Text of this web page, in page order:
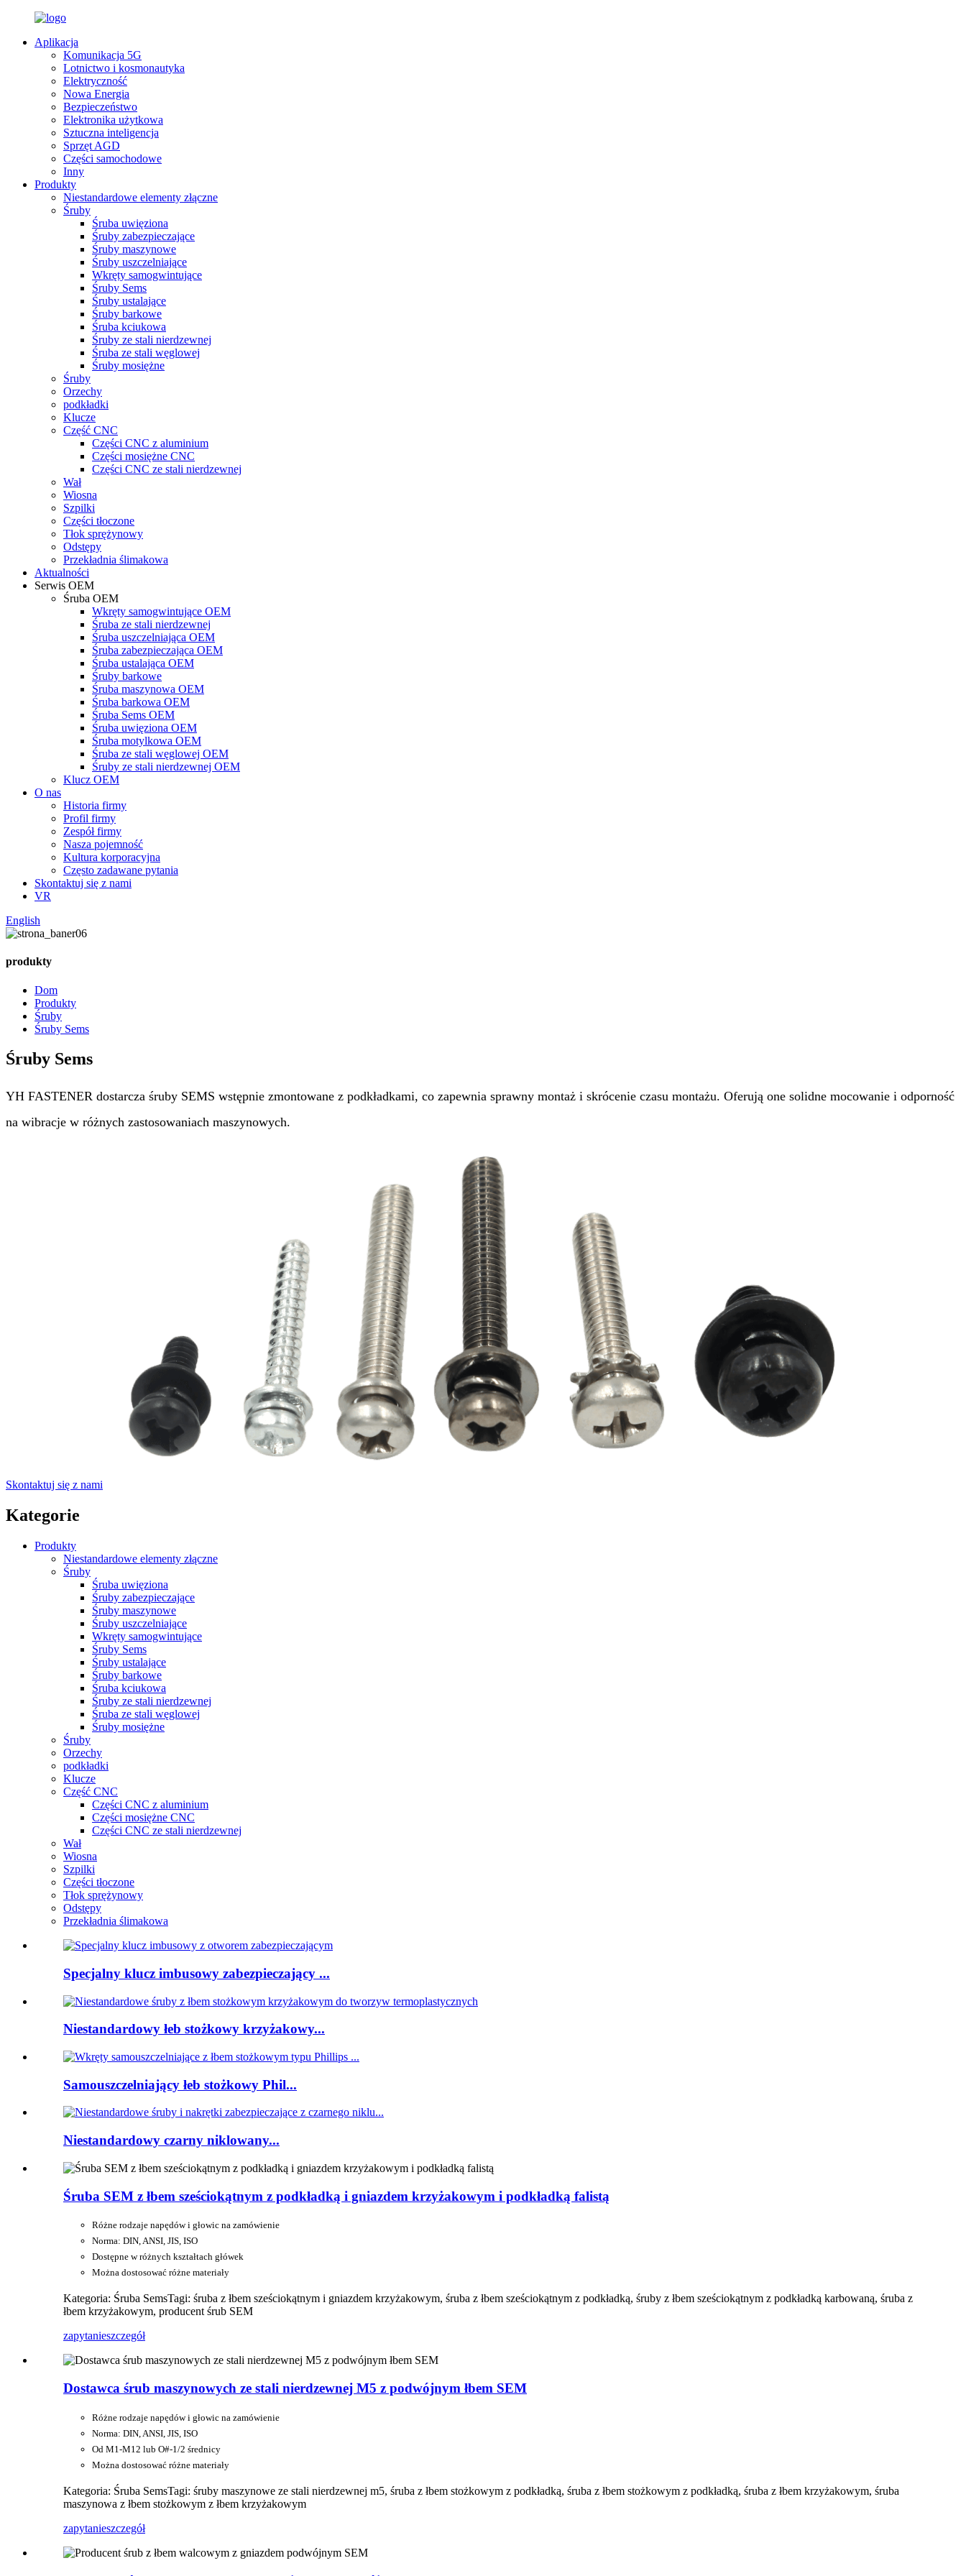
Aplikacja
Komunikacja 5G
Lotnictwo i kosmonautyka
Elektryczność
Nowa Energia
Bezpieczeństwo
Elektronika użytkowa
Sztuczna inteligencja
Sprzęt AGD
Części samochodowe
Inny
Produkty
Niestandardowe elementy złączne
Śruby
Śruba uwięziona
Śruby zabezpieczające
Śruby maszynowe
Śruby uszczelniające
Wkręty samogwintujące
Śruby Sems
Śruby ustalające
Śruby barkowe
Śruba kciukowa
Śruby ze stali nierdzewnej
Śruba ze stali węglowej
Śruby mosiężne
Śruby
Orzechy
podkładki
Klucze
Część CNC
Części CNC z aluminium
Części mosiężne CNC
Części CNC ze stali nierdzewnej
Wał
Wiosna
Szpilki
Części tłoczone
Tłok sprężynowy
Odstępy
Przekładnia ślimakowa
Aktualności
Serwis OEM
Śruba OEM
Wkręty samogwintujące OEM
Śruba ze stali nierdzewnej
Śruba uszczelniająca OEM
Śruba zabezpieczająca OEM
Śruba ustalająca OEM
Śruby barkowe
Śruba maszynowa OEM
Śruba barkowa OEM
Śruba Sems OEM
Śruba uwięziona OEM
Śruba motylkowa OEM
Śruba ze stali węglowej OEM
Śruby ze stali nierdzewnej OEM
Klucz OEM
O nas
Historia firmy
Profil firmy
Zespół firmy
Nasza pojemność
Kultura korporacyjna
Często zadawane pytania
Skontaktuj się z nami
VR
English
produkty
Dom
Produkty
Śruby
Śruby Sems
Śruby Sems
YH FASTENER dostarcza śruby SEMS wstępnie zmontowane z podkładkami, co zapewnia sprawny montaż i skrócenie czasu montażu. Oferują one solidne mocowanie i odporność
na wibracje w różnych zastosowaniach maszynowych.
Skontaktuj się z nami
Kategorie
Produkty
Niestandardowe elementy złączne
Śruby
Śruba uwięziona
Śruby zabezpieczające
Śruby maszynowe
Śruby uszczelniające
Wkręty samogwintujące
Śruby Sems
Śruby ustalające
Śruby barkowe
Śruba kciukowa
Śruby ze stali nierdzewnej
Śruba ze stali węglowej
Śruby mosiężne
Śruby
Orzechy
podkładki
Klucze
Część CNC
Części CNC z aluminium
Części mosiężne CNC
Części CNC ze stali nierdzewnej
Wał
Wiosna
Szpilki
Części tłoczone
Tłok sprężynowy
Odstępy
Przekładnia ślimakowa
Specjalny klucz imbusowy zabezpieczający ...
Niestandardowy łeb stożkowy krzyżakowy...
Samouszczelniający łeb stożkowy Phil...
Niestandardowy czarny niklowany...
Śruba SEM z łbem sześciokątnym z podkładką i gniazdem krzyżakowym i podkładką falistą
Różne rodzaje napędów i głowic na zamówienie
Norma: DIN, ANSI, JIS, ISO
Dostępne w różnych kształtach główek
Można dostosować różne materiały
Kategoria: Śruba SemsTagi: śruba z łbem sześciokątnym i gniazdem krzyżakowym, śruba z łbem sześciokątnym z podkładką, śruby z łbem sześciokątnym z podkładką karbowaną, śruba z
łbem krzyżakowym, producent śrub SEM
zapytanieszczegół
Dostawca śrub maszynowych ze stali nierdzewnej M5 z podwójnym łbem SEM
Różne rodzaje napędów i głowic na zamówienie
Norma: DIN, ANSI, JIS, ISO
Od M1-M12 lub O#-1/2 średnicy
Można dostosować różne materiały
Kategoria: Śruba SemsTagi: śruby maszynowe ze stali nierdzewnej m5, śruba z łbem stożkowym z podkładką, śruba z łbem stożkowym z podkładką, śruba z łbem krzyżakowym, śruba
maszynowa z łbem stożkowym z łbem krzyżakowym
zapytanieszczegół